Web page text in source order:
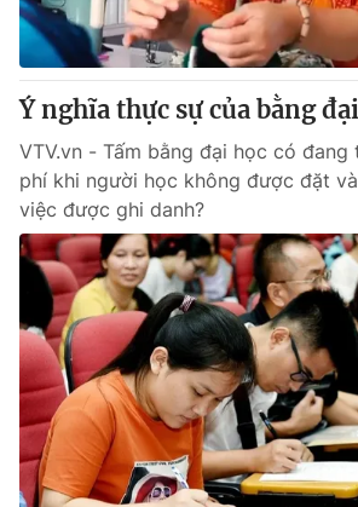
cấp ngày 29/12/2023
Tổng Biên tập:Vũ Thanh Thủy
Phó Tổng Biên tập:Nguyễn Thị Mỹ Hạnh,
Nguyễn Trọng Ninh
Ðiện thoại Thời báo VTV:024.66 897 897
Email:toasoan@vtv.vn
Liên hệ quảng cáo:024-7300.7108
Ý nghĩa thực sự của bằng
VTV.vn - Tấm bằng đại học có đang
phí khi người học không được đặt
việc được ghi danh?